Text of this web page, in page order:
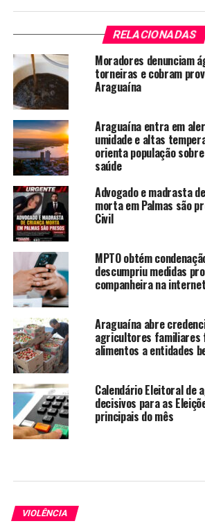
RELACIONADAS
Moradores denunciam
torneiras e cobram
Araguaína
Araguaína entra em
umidade e altas
orienta população
saúde
Advogado e madrasta
morta em Palmas são
Civil
MPTO obtém
descumpriu medidas
companheira na
Araguaína abre
agricultores familiares
alimentos a entidades
Calendário Eleitoral de
decisivos para as
principais do mês
VIOLÊNCIA